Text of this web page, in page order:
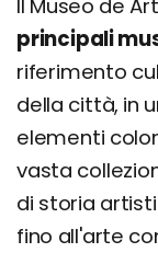
Il Museo de
principali
riferimento
della città, in
elementi
vasta
di storia
fino all'arte